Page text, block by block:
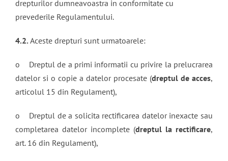
drepturilor dumneavoastra in conformitate cu
prevederile Regulamentului.
4.2. Aceste drepturi sunt urmatoarele:
o Dreptul de a primi informatii cu privire la prelucrarea
datelor si o copie a datelor procesate (dreptul de acces,
articolul 15 din Regulament),
o Dreptul de a solicita rectificarea datelor inexacte sau
completarea datelor incomplete (dreptul la rectificare,
art. 16 din Regulament),